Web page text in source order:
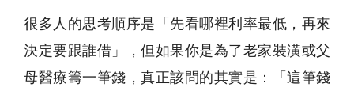
很多人的思考順序是「先看哪裡利率最低，再來
決定要跟誰借」，但如果你是為了老家裝潢或父
母醫療籌一筆錢，真正該問的其實是：「這筆錢